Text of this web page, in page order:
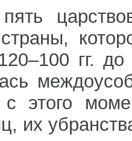
гг.
этого
их